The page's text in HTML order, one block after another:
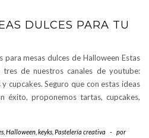
DULCES PARA TU
mesas dulces de Halloween Estas
de nuestros canales de youtube:
cupcakes. Seguro que con estas ideas
éxito, proponemos tartas, cupcakes,
Halloween keyks Pastelería creativa -
por